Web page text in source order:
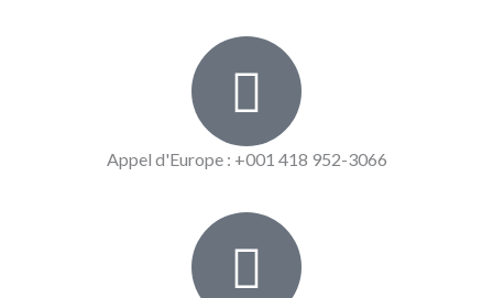
Appel d'Europe : +001 418 952-3066